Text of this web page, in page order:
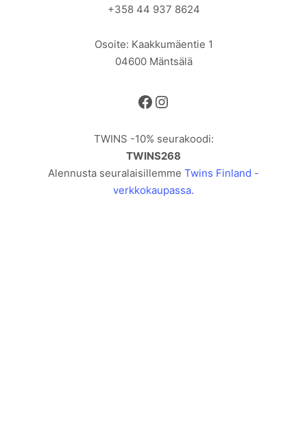
+358 44 937 8624
Osoite: Kaakkumäentie 1
04600 Mäntsälä
Facebook
Instagram
TWINS -10% seurakoodi:
TWINS268
Alennusta seuralaisillemme Twins Finland -
verkkokaupassa.